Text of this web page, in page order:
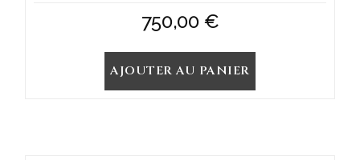
750,00 €
AJOUTER AU PANIER